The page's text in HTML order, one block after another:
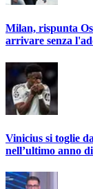
Milan, rispunta
arrivare senza
Vinicius si toglie
nell’ultimo anno